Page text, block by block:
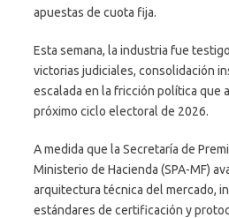
apuestas de cuota fija.
Esta semana, la industria fue
victorias judiciales, consolidación
escalada en la fricción política que
próximo ciclo electoral de 2026.
A medida que la Secretaría de
Ministerio de Hacienda (SPA-MF)
arquitectura técnica del mercado,
estándares de certificación y